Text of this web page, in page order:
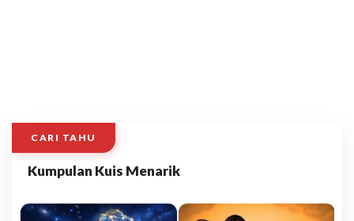
CARI TAHU
Kumpulan Kuis Menarik